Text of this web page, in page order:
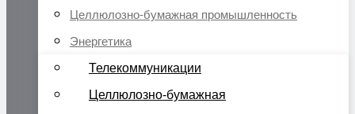
Целлюлозно-бумажная промышленность
Энергетика
Телекоммуникации
Целлюлозно-бумажная